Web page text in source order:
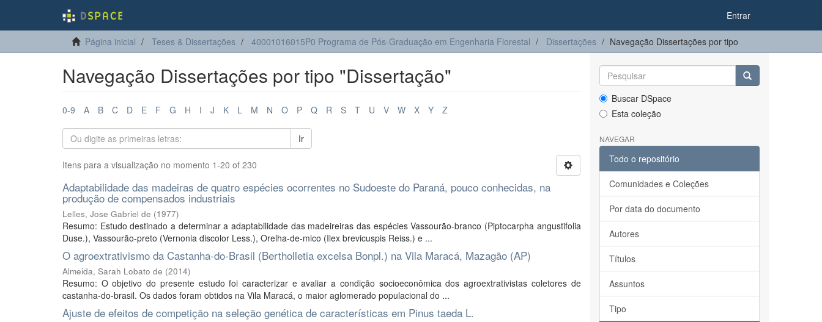
Entrar
Página inicial Teses & Dissertações 40001016015P0 Programa de Pós-Graduação em Engenharia Florestal Dissertações Navegação Dissertações por tipo
Navegação Dissertações por tipo "Dissertação"
0-9 A B C D E F G H I J K L M N O P Q R S T U V W X Y Z
Ir
Itens para a visualização no momento 1-20 of 230
Adaptabilidade das madeiras de quatro espécies ocorrentes no Sudoeste do Paraná, pouco conhecidas, na
produção de compensados industriais
Lelles, Jose Gabriel de (1977)
Resumo: Estudo destinado a determinar a adaptabilidade das madeireiras das espécies Vassourão-branco (Piptocarpha angustifolia
Duse.), Vassourão-preto (Vernonia discolor Less.), Orelha-de-mico (Ilex brevicuspis Reiss.) e ...
O agroextrativismo da Castanha-do-Brasil (Bertholletia excelsa Bonpl.) na Vila Maracá, Mazagão (AP)
Almeida, Sarah Lobato de (2014)
Resumo: O objetivo do presente estudo foi caracterizar e avaliar a condição socioeconômica dos agroextrativistas coletores de
castanha-do-brasil. Os dados foram obtidos na Vila Maracá, o maior aglomerado populacional do ...
Ajuste de efeitos de competição na seleção genética de características em Pinus taeda L.
Buscar DSpace
Esta coleção
NAVEGAR
Todo o repositório
Comunidades e Coleções
Por data do documento
Autores
Títulos
Assuntos
Tipo